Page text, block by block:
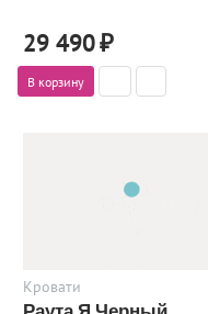
29 490₽
В корзину
Кровати